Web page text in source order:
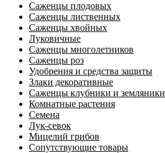
Саженцы плодовых
Саженцы лиственных
Саженцы хвойных
Луковичные
Саженцы многолетников
Саженцы роз
Удобрения и средства защиты
Злаки декоративные
Саженцы клубники и земляники
Комнатные растения
Семена
Лук-севок
Мицелий грибов
Сопутствующие товары